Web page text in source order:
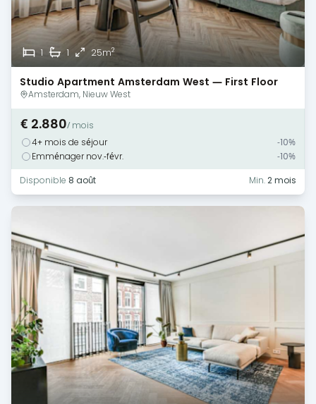
1 1 25m2
Studio Apartment Amsterdam West — First Floor
Monthly Rental
Amsterdam, Nieuw West
€ 2.880/ mois
4+ mois de séjour
-10%
Emménager nov.-févr.
-10%
Disponible 8 août Min.2 mois